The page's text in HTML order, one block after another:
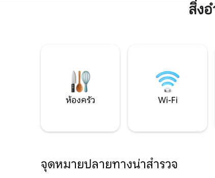
สิ่ง
ห้องครัว Wi-Fi
จุดหมายปลายทางน่าสำรวจ